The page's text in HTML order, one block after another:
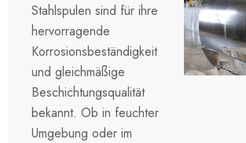
Stahlspulen sind für ihre
hervorragende
Korrosionsbeständigkeit
und gleichmäßige
Beschichtungsqualität
bekannt. Ob in feuchter
Umgebung oder im